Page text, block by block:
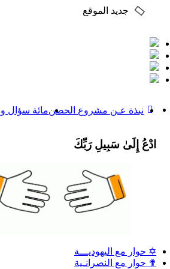
جديد الموقع
نبذة عـن مشروع الحصنمائة سؤال
ادْعُ إِلَىٰ سَبِيلِ رَبِّكَ
✡ حوار مع اليهوديـــة
✟ حوار مع النصرانـية